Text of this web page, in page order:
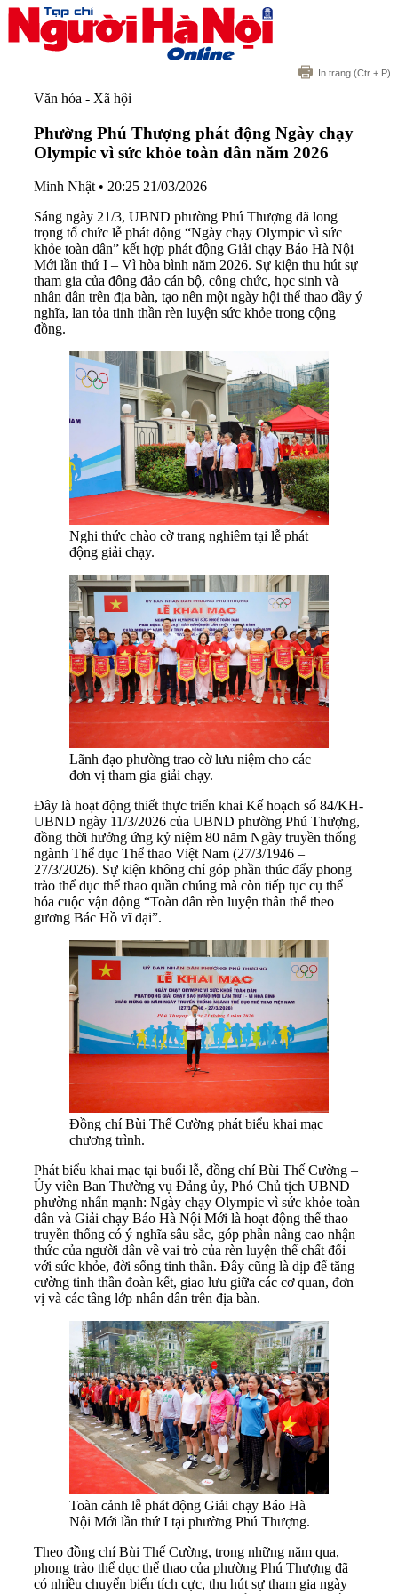
In trang (Ctr + P)
Văn hóa - Xã hội
Phường Phú Thượng phát động Ngày chạy
Olympic vì sức khỏe toàn dân năm 2026
Minh Nhật • 20:25 21/03/2026
Sáng ngày 21/3, UBND phường Phú Thượng đã long
trọng tổ chức lễ phát động “Ngày chạy Olympic vì sức
khỏe toàn dân” kết hợp phát động Giải chạy Báo Hà Nội
Mới lần thứ I – Vì hòa bình năm 2026. Sự kiện thu hút sự
tham gia của đông đảo cán bộ, công chức, học sinh và
nhân dân trên địa bàn, tạo nên một ngày hội thể thao đầy ý
nghĩa, lan tỏa tinh thần rèn luyện sức khỏe trong cộng
đồng.
Nghi thức chào cờ trang nghiêm tại lễ phát
động giải chạy.
Lãnh đạo phường trao cờ lưu niệm cho các
đơn vị tham gia giải chạy.
Đây là hoạt động thiết thực triển khai Kế hoạch số 84/KH-
UBND ngày 11/3/2026 của UBND phường Phú Thượng,
đồng thời hưởng ứng kỷ niệm 80 năm Ngày truyền thống
ngành Thể dục Thể thao Việt Nam (27/3/1946 –
27/3/2026). Sự kiện không chỉ góp phần thúc đẩy phong
trào thể dục thể thao quần chúng mà còn tiếp tục cụ thể
hóa cuộc vận động “Toàn dân rèn luyện thân thể theo
gương Bác Hồ vĩ đại”.
Đồng chí Bùi Thế Cường phát biểu khai mạc
chương trình.
Phát biểu khai mạc tại buổi lễ, đồng chí Bùi Thế Cường –
Ủy viên Ban Thường vụ Đảng ủy, Phó Chủ tịch UBND
phường nhấn mạnh: Ngày chạy Olympic vì sức khỏe toàn
dân và Giải chạy Báo Hà Nội Mới là hoạt động thể thao
truyền thống có ý nghĩa sâu sắc, góp phần nâng cao nhận
thức của người dân về vai trò của rèn luyện thể chất đối
với sức khỏe, đời sống tinh thần. Đây cũng là dịp để tăng
cường tinh thần đoàn kết, giao lưu giữa các cơ quan, đơn
vị và các tầng lớp nhân dân trên địa bàn.
Toàn cảnh lễ phát động Giải chạy Báo Hà
Nội Mới lần thứ I tại phường Phú Thượng.
Theo đồng chí Bùi Thế Cường, trong những năm qua,
phong trào thể dục thể thao của phường Phú Thượng đã
có nhiều chuyển biến tích cực, thu hút sự tham gia ngày